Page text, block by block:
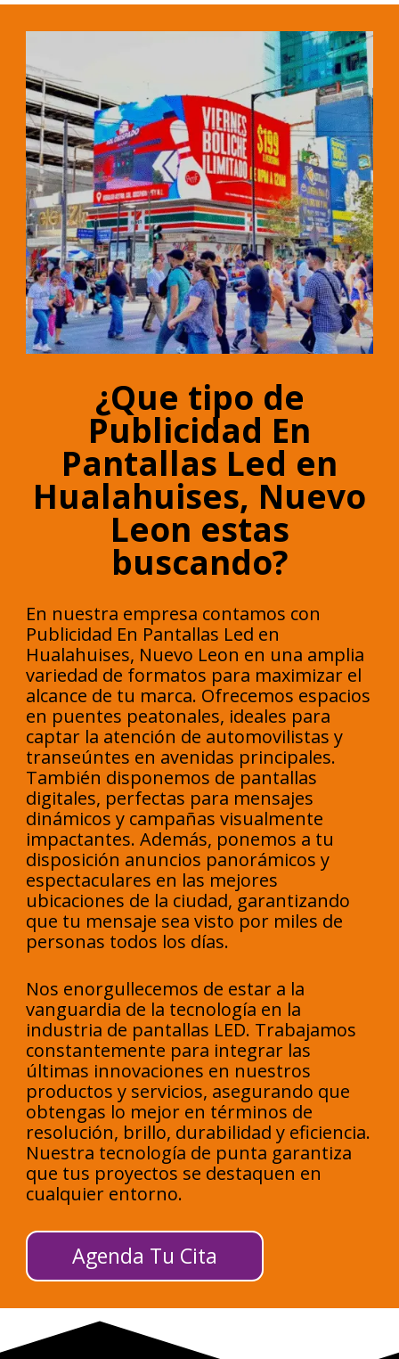
¿Que tipo de
Publicidad En
Pantallas Led en
Hualahuises, Nuevo
Leon estas
buscando?
En nuestra empresa contamos con
Publicidad En Pantallas Led en
Hualahuises, Nuevo Leon en una amplia
variedad de formatos para maximizar el
alcance de tu marca. Ofrecemos espacios
en puentes peatonales, ideales para
captar la atención de automovilistas y
transeúntes en avenidas principales.
También disponemos de pantallas
digitales, perfectas para mensajes
dinámicos y campañas visualmente
impactantes. Además, ponemos a tu
disposición anuncios panorámicos y
espectaculares en las mejores
ubicaciones de la ciudad, garantizando
que tu mensaje sea visto por miles de
personas todos los días.
Nos enorgullecemos de estar a la
vanguardia de la tecnología en la
industria de pantallas LED. Trabajamos
constantemente para integrar las
últimas innovaciones en nuestros
productos y servicios, asegurando que
obtengas lo mejor en términos de
resolución, brillo, durabilidad y eficiencia.
Nuestra tecnología de punta garantiza
que tus proyectos se destaquen en
cualquier entorno.
Agenda Tu Cita